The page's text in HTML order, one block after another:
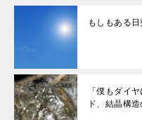
もしもある
「僕もダイ
ド、結晶構